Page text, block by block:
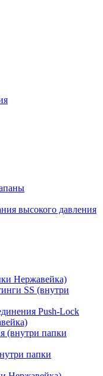
высокого давления
Нержавейка)
SS (внутри
Push-Lock
(внутри папки
папки